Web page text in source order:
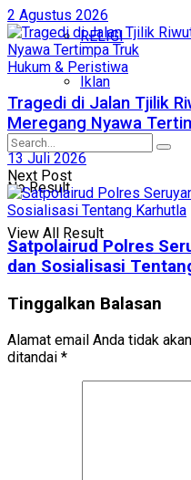
RELIGI
Iklan
No Result
View All Result
2 Agustus 2026
Hukum & Peristiwa
Tragedi di Jalan Tjilik
Meregang Nyawa
13 Juli 2026
Next Post
Satpolairud Polres
dan Sosialisasi
Tinggalkan Balasan
Alamat email Anda tidak
ditandai *